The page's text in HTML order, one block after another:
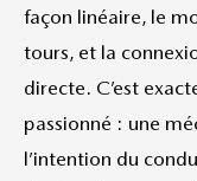
façon linéaire, le
tours, et la
directe. C’est
passionné : une
l’intention du